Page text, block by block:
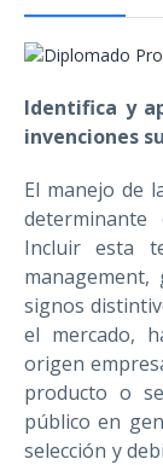
Identifica y
invenciones
El manejo de
determinante
Incluir esta
signos
el mercado,
origen
producto o
público en
selección y